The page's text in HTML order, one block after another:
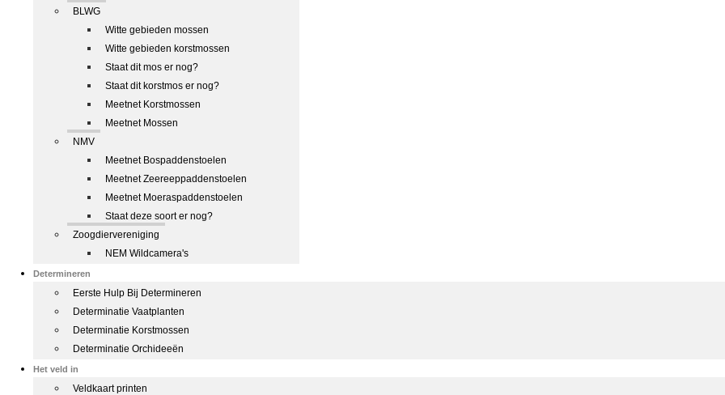
BLWG
Witte gebieden mossen
Witte gebieden korstmossen
Staat dit mos er nog?
Staat dit korstmos er nog?
Meetnet Korstmossen
Meetnet Mossen
NMV
Meetnet Bospaddenstoelen
Meetnet Zeereeppaddenstoelen
Meetnet Moeraspaddenstoelen
Staat deze soort er nog?
Zoogdiervereniging
NEM Wildcamera's
Determineren
Eerste Hulp Bij Determineren
Determinatie Vaatplanten
Determinatie Korstmossen
Determinatie Orchideeën
Het veld in
Veldkaart printen